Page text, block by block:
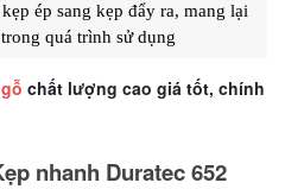
ép sang kẹp đẩy ra, mang lại
quá trình sử dụng
chất lượng cao giá tốt, chính
nhanh Duratec 652